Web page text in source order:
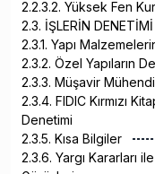
2.2.3.2. Yüksek Fen
2.3. İŞLERİN DENETİMİ
2.3.1. Yapı
2.3.2. Özel Yapıların
2.3.3. Müşavir
2.3.4. FIDIC Kırmızı
Denetimi
2.3.5. Kısa Bilgiler
2.3.6. Yargı Kararları